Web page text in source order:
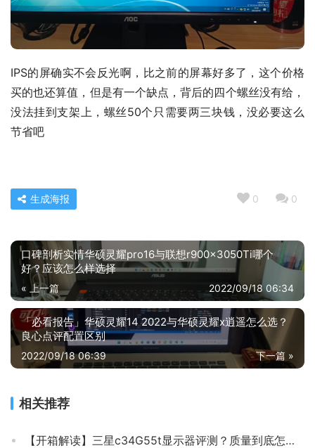
IPS的屏确实不会反光啊，比之前的屏幕好多了，这个价格
买的也还算值，但是有一个缺点，背后的四个螺丝没有给，
没法挂到支架上，螺丝50个只需要两三块钱，没必要这么
节省吧
0 0
生成海报
口碑剖析实情华硕灵耀pro16与联想r900x3050Ti哪个
好？应该怎么样选择
« 上一篇 2022/09/18 06:34
「必看报告」华硕灵耀14 2022与华硕灵耀x逍遥怎么选？
良心点评配置区别
下一篇 »
2022/09/18 06:39
相关推荐
【开箱解读】三星c34G55t显示器评测？质量到底怎么样好不好